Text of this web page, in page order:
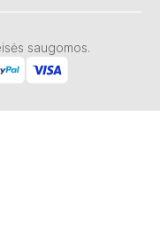
saugomos.